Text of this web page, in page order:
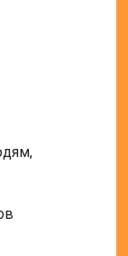
в
возраста.
больших
с